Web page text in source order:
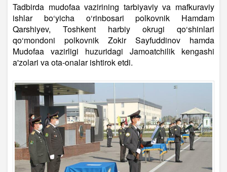
Tadbirda mudofaa vazirining tarbiyaviy va mafkuraviy
ishlar bo‘yicha o‘rinbosari polkovnik Hamdam
Qarshiyev, Toshkent harbiy okrugi qo‘shinlari
qo‘mondoni polkovnik Zokir Sayfuddinov hamda
Mudofaa vazirligi huzuridagi Jamoatchilik kengashi
a'zolari va ota-onalar ishtirok etdi.